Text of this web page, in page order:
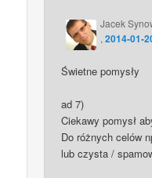
Jacek
,2014-01-
Świetne pomysły
ad 7)
Ciekawy pomysł
Do różnych celów
lub czysta /